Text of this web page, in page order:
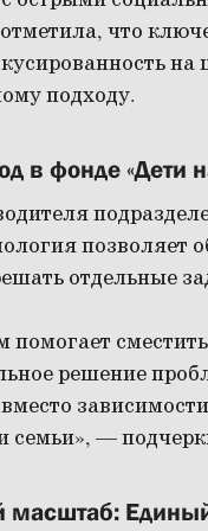
что
на
подходу.
в фонде «Дети
позволяет
отдельные
помогает
решение
семьи», —
масштаб: